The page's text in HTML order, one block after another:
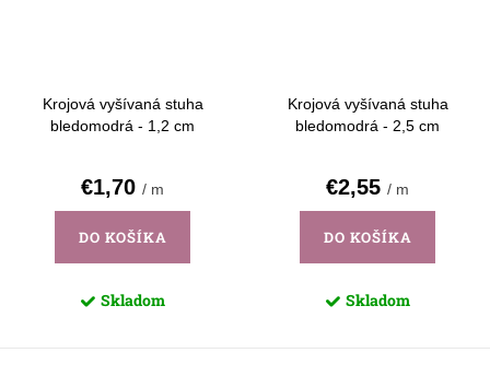
Krojová vyšívaná stuha
bledomodrá - 1,2 cm
€1,70 / m
DO KOŠÍKA
Skladom
Krojová vyšívaná stuha
bledomodrá - 2,5 cm
€2,55 / m
DO KOŠÍKA
Skladom